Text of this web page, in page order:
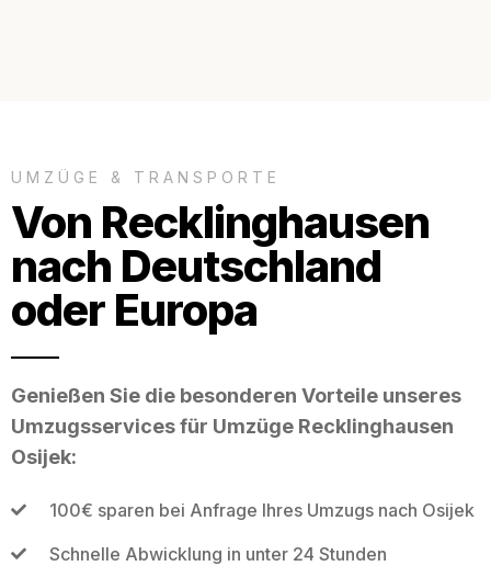
UMZÜGE & TRANSPORTE
Von Recklinghausen
nach Deutschland
oder Europa
Genießen Sie die besonderen Vorteile unseres
Umzugsservices für Umzüge Recklinghausen
Osijek:
100€ sparen bei Anfrage Ihres Umzugs nach Osijek
Schnelle Abwicklung in unter 24 Stunden